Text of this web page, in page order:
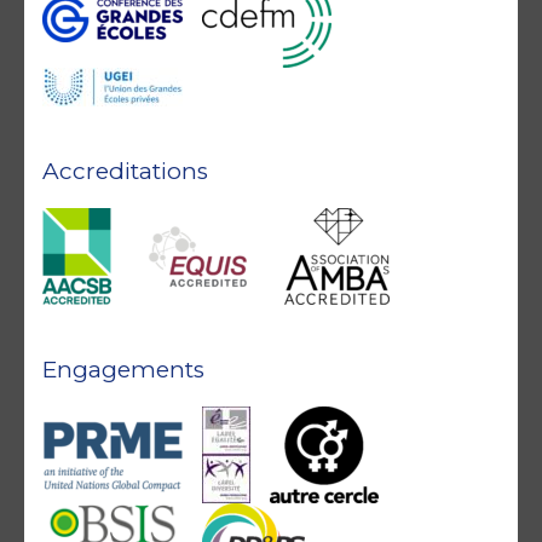
Accreditations
Engagements